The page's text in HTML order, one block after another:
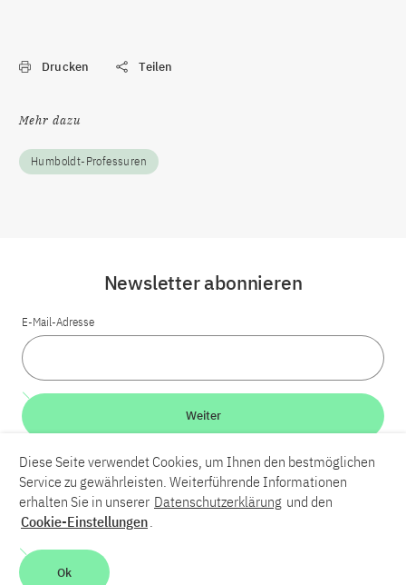
Drucken Teilen
Mehr dazu
Humboldt-Professuren
LinkedInBlueskyYouTube
Barrierefreiheit
Newsletter abonnieren
E-Mail-Adresse
Weiter
Diese Seite verwendet Cookies, um Ihnen den bestmöglichen
Service zu gewährleisten. Weiterführende Informationen
erhalten Sie in unserer Datenschutzerklärung und den
Cookie-Einstellungen.
Ok